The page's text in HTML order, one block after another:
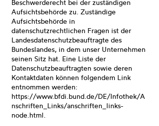
Beschwerderecht bei der zuständigen
Aufsichtsbehörde zu. Zuständige
Aufsichtsbehörde in
datenschutzrechtlichen Fragen ist der
Landesdatenschutzbeauftragte des
Bundeslandes, in dem unser Unternehmen
seinen Sitz hat. Eine Liste der
Datenschutzbeauftragten sowie deren
Kontaktdaten können folgendem Link
entnommen werden:
https://www.bfdi.bund.de/DE/Infothek/A
nschriften_Links/anschriften_links-
node.html.